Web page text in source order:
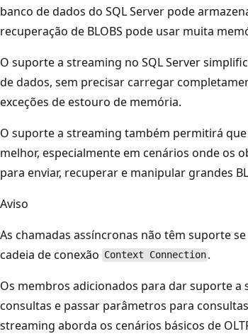
banco de dados do SQL Server pode
recuperação de BLOBS pode usar muita
O suporte a streaming no SQL Server
de dados, sem precisar carregar
exceções de estouro de memória.
O suporte a streaming também permitirá
melhor, especialmente em cenários onde os
para enviar, recuperar e manipular grandes
Aviso
As chamadas assíncronas não têm suporte
cadeia de conexão Context Connection .
Os membros adicionados para dar suporte
consultas e passar parâmetros para
streaming aborda os cenários básicos de